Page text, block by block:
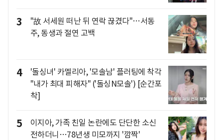
3
"故 서세원 떠난 뒤 연락 끊겼다"…서동
주, 동생과 절연 고백
4
'돌싱녀' 카멜리아, '모솔남' 플러팅에 착각
"내가 최대 피해자" ('돌싱N모솔') [순간포
착]
5
이지아, 가족 친일 논란에도 단단한 소신
전하더니…78년생 미모까지 '깜짝'